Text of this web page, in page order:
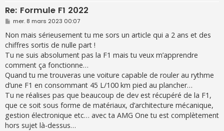
Re: Formule F1 2022
M
s
s
a
g
e
mer. 8 mars 2023 00:07
Non mais sérieusement tu me sors un article qui a 2 ans et des
chiffres sortis de nulle part !
Tu ne suis absolument pas la F1 mais tu veux m’apprendre
comment ça fonctionne…
Quand tu me trouveras une voiture capable de rouler au rythme
d’une F1 en consommant 45 L/100 km pied au plancher…
Tu ne réalises pas que beaucoup de dev est récupéré de la F1,
que ce soit sous forme de matériaux, d’architecture mécanique,
gestion électronique etc… avec ta AMG One tu est complètement
hors sujet là-dessus…